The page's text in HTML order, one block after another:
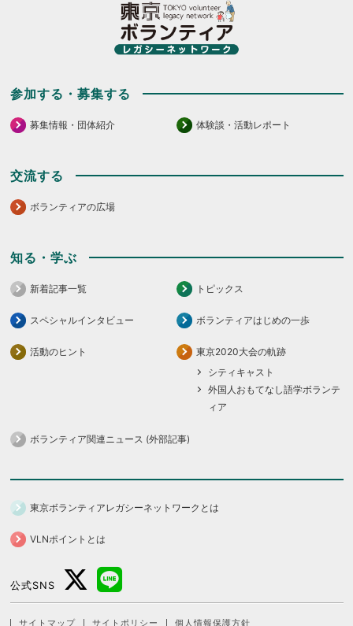
参加する・募集する
募集情報・団体紹介 体験談・活動レポート
交流する
ボランティアの広場
知る・学ぶ
新着記事一覧 トピックス
スペシャルインタビュー ボランティアはじめの一歩
活動のヒント
東京2020大会の軌跡
シティキャスト
外国人おもてなし語学ボランテ
ィア
ボランティア関連ニュース (外部記事)
東京ボランティアレガシーネットワークとは
VLNポイントとは
公式SNS
サイトマップ サイトポリシー 個人情報保護方針